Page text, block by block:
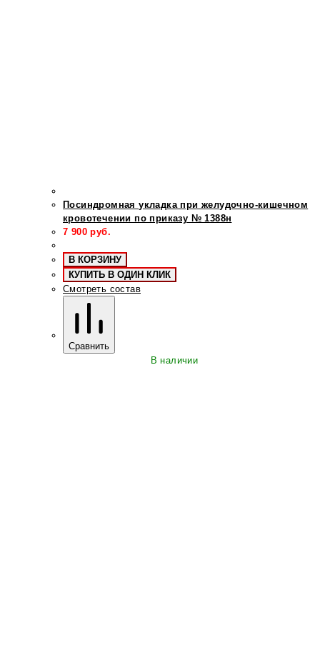
Посиндромная укладка при желудочно-кишечном
кровотечении по приказу № 1388н
7 900 руб.
В КОРЗИНУ
КУПИТЬ В ОДИН КЛИК
Смотреть состав
Сравнить
В наличии